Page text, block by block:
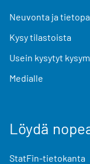
Neuvonta ja
Kysy tilastoista
Usein kysytyt
Medialle
Löydä
StatFin-tietokanta